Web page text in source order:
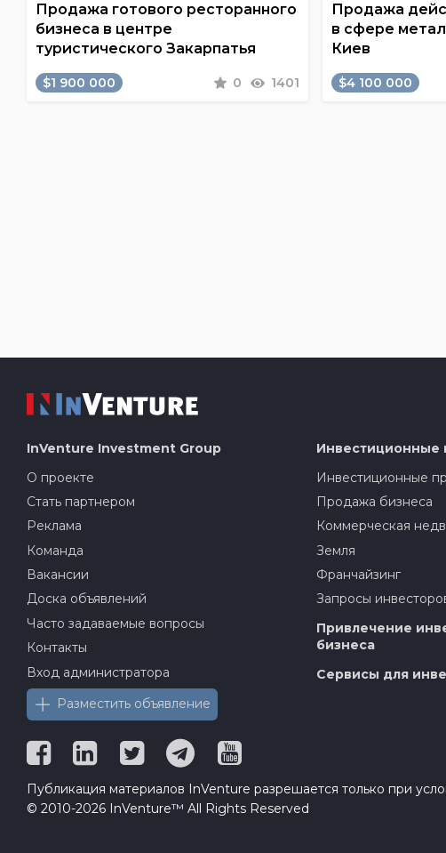
Продажа готового ресторанного
бизнеса в центре
туристического Закарпатья
$1 900 000 0 1401
Продажа
в сфере
Киев
$4 100 000
InVenture Investment Group
О проекте
Стать партнером
Реклама
Команда
Вакансии
Доска объявлений
Часто задаваемые вопросы
Контакты
Вход администратора
Разместить объявление
Инвестиционные
Инвестиционные
Продажа бизнеса
Коммерческая
Земля
Франчайзинг
Запросы
Привлечение
бизнеса
Сервисы для
Публикация материалов InVenture разрешается только при
© 2010-2026 InVenture™ All Rights Reserved